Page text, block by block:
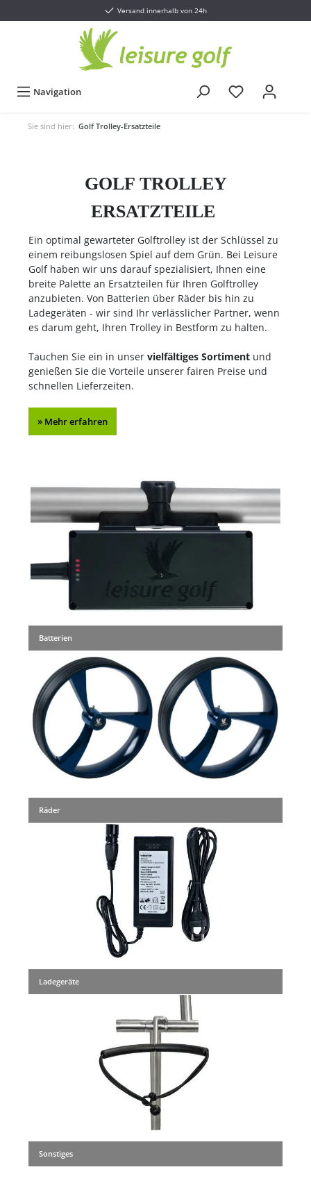
Versand innerhalb von 24h
Navigation
Sie sind hier: Golf Trolley-Ersatzteile
GOLF TROLLEY
ERSATZTEILE
Ein optimal gewarteter Golftrolley ist der Schlüssel zu
einem reibungslosen Spiel auf dem Grün. Bei Leisure
Golf haben wir uns darauf spezialisiert, Ihnen eine
breite Palette an Ersatzteilen für Ihren Golftrolley
anzubieten. Von Batterien über Räder bis hin zu
Ladegeräten - wir sind Ihr verlässlicher Partner, wenn
es darum geht, Ihren Trolley in Bestform zu halten.
Tauchen Sie ein in unser vielfältiges Sortiment und
genießen Sie die Vorteile unserer fairen Preise und
schnellen Lieferzeiten.
» Mehr erfahren
Batterien
Räder
Ladegeräte
Sonstiges